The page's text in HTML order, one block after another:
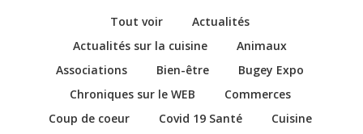
Tout voir
Actualités
Actualités sur la cuisine
Animaux
Associations
Bien-être
Bugey Expo
Chroniques sur le WEB
Commerces
Coup de coeur
Covid 19 Santé
Cuisine